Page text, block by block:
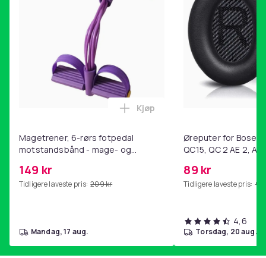
Magetrener, 6-rørs fotpedal
motstandsbånd - mage- og
hjemmegymnastikk Purple
149 kr
Tidligere laveste pris: 209 kr
Legg Magetrener, 6-rørs
Kjøp
mandag, 17 aug.
Øreputer for Bose
QC15, QC 2 AE 2, AE
89 kr
Tidligere laveste pris: 99
4,6
torsdag, 20 aug.